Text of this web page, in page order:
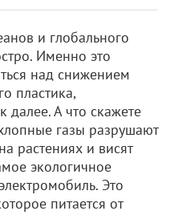
и глобального
Именно это
над снижением
пластика,
далее. А что скажете
газы разрушают
растениях и висят
экологичное
Это
питается от